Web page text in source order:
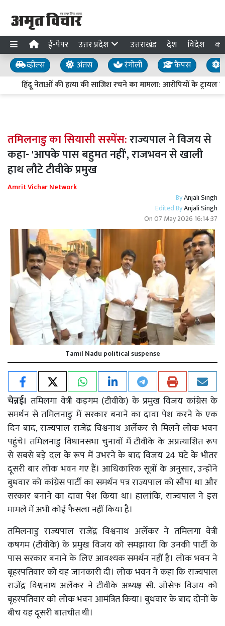
ई-पेपर उत्तर प्रदेश उत्तराखंड देश विदेश
व्हील्स अंतस रंगोली कैंपस
हिंदू नेताओं की हत्या की साजिश रचने का मामला: आरोपियों के ट्रायल में
तमिलनाडु का सियासी सस्पेंस:राज्यपाल ने विजय से
कहा- 'आपके पास बहुमत नहीं', राजभवन से खाली
हाथ लौटे टीवीके प्रमुख
Amrit Vichar Network
ByAnjali Singh
Edited ByAnjali Singh
On07 May 2026 16:14:37
Tamil Nadu political suspense
चेन्नई। तमिलगा वेत्री कड़गम (टीवीके) के प्रमुख विजय कांग्रेस के
समर्थन से तमिलनाडु में सरकार बनाने का दावा पेश करने के एक
दिन बाद, राज्यपाल राजेंद्र विश्वनाथ अर्लेकर से मिलने लोक भवन
पहुंचे। तमिलनाडु विधानसभा चुनावों में टीवीके के अप्रत्याशित रूप
से सबसे बड़े दल के रूप में उभरने के बाद विजय 24 घंटे के भीतर
दूसरी बार लोक भवन गए हैं। आधिकारिक सूत्रों के अनुसार, उन्होंने
बुधवार को कांग्रेस पार्टी का समर्थन पत्र राज्यपाल को सौंपा था और
सरकार बनाने का दावा पेश किया था। हालांकि, राज्यपाल ने इस
मामले में अभी कोई फैसला नहीं किया है।
तमिलनाडु राज्यपाल राजेंद्र विश्वनाथ अर्लेकर ने तमिलगा वेत्री
कषगम (टीवीके) के प्रमुख विजय को समझाया कि उनकी पार्टी के
पास सरकार बनाने के लिए आवश्यक समर्थन नहीं है। लोक भवन ने
बृहस्पतिवार को यह जानकारी दी। लोक भवन ने कहा कि राज्यपाल
राजेंद्र विश्वनाथ अर्लेकर ने टीवीके अध्यक्ष सी. जोसेफ विजय को
बृहस्पतिवार को लोक भवन आमंत्रित किया। बुधवार के बाद दोनों के
बीच यह दूसरी बातचीत थी।